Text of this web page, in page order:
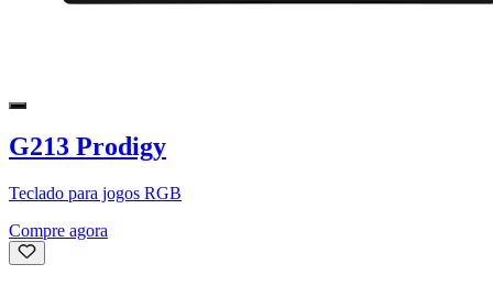
G213 Prodigy
Teclado para jogos RGB
Compre agora